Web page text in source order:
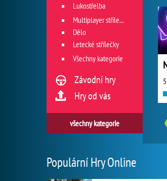
Lukostřelba
Multiplayer střílečky
Dělo
Letecké střílečky
Všechny kategorie
Závodní hry
Hry od vás
všechny kategorie
Populární Hry Online